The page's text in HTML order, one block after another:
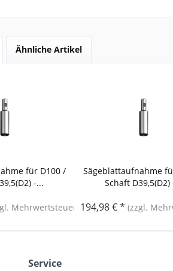
Ähnliche Artikel
für D100 /
-...
Mehrwertsteuer)
Sägeblattaufnahme
Schaft D39,5(D2)
194,98 € *(zzgl.
Service